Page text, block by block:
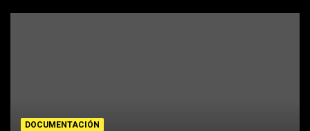
DOCUMENTACIÓN